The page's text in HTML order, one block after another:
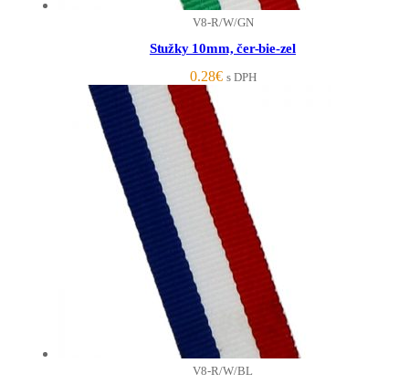
V8-R/W/GN
Stužky 10mm, čer-bie-zel
0.28€ s DPH
V8-R/W/BL